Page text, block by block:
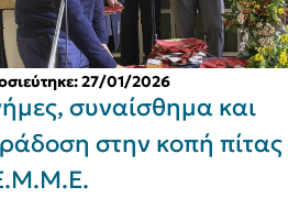
27/01/2026
συναίσθημα και
στην κοπή πίτας